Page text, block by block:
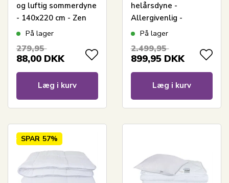
og luftig sommerdyne
- 140x220 cm - Zen
Sleep
På lager
279,95
88,00 DKK
Læg i kurv
helårsdyne -
Allergivenlig -
Europæiske dun -
Sleep dyne
På lager
2.499,95
899,95 DKK
Læg i kurv
SPAR 57%